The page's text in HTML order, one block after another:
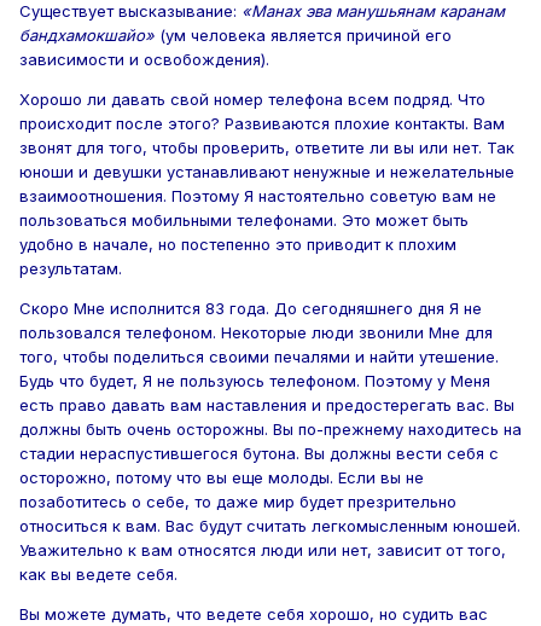
Существует высказывание: «Манах эва манушьянам каранам
бандхамокшайо» (ум человека является причиной его
зависимости и освобождения).
Хорошо ли давать свой номер телефона всем подряд. Что
происходит после этого? Развиваются плохие контакты. Вам
звонят для того, чтобы проверить, ответите ли вы или нет. Так
юноши и девушки устанавливают ненужные и нежелательные
взаимоотношения. Поэтому Я настоятельно советую вам не
пользоваться мобильными телефонами. Это может быть
удобно в начале, но постепенно это приводит к плохим
результатам.
Скоро Мне исполнится 83 года. До сегодняшнего дня Я не
пользовался телефоном. Некоторые люди звонили Мне для
того, чтобы поделиться своими печалями и найти утешение.
Будь что будет, Я не пользуюсь телефоном. Поэтому у Меня
есть право давать вам наставления и предостерегать вас. Вы
должны быть очень осторожны. Вы по-прежнему находитесь на
стадии нераспустившегося бутона. Вы должны вести себя с
осторожно, потому что вы еще молоды. Если вы не
позаботитесь о себе, то даже мир будет презрительно
относиться к вам. Вас будут считать легкомысленным юношей.
Уважительно к вам относятся люди или нет, зависит от того,
как вы ведете себя.
Вы можете думать, что ведете себя хорошо, но судить вас